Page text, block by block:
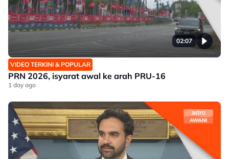
02:07
VIDEO TERKINI & POPULAR
PRN 2026, isyarat awal ke arah PRU-16
1 day ago